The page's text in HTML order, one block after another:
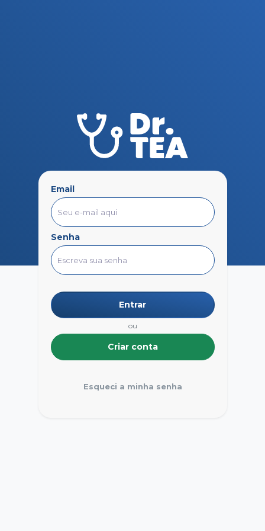
Email
Senha
Entrar
ou
Criar conta
Esqueci a minha senha